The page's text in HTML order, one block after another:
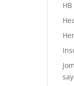
HB